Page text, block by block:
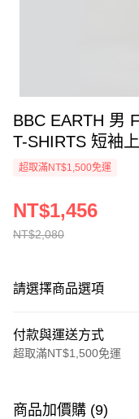
BBC EARTH 男
T-SHIRTS 短袖
超取滿NT$1,500免運
NT$2,080
NT$1,456
請選擇商品選項
付款與運送方式
超取滿NT$1,500免運
信用卡一次付款
商品加價購 (9)